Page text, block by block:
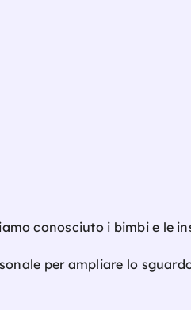
conosciuto i bimbi e le
per ampliare lo